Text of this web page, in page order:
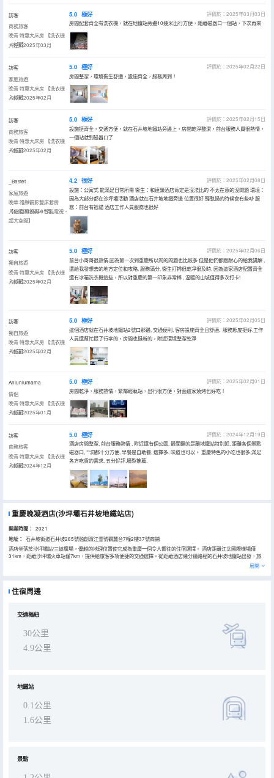
訪客
商務旅客
晚青·特惠大床房 【洗衣機
+冰箱】
入住於2025年03月
5.0 極好
評價於：2025年03月03日
房間配套齊全有洗衣機，就在地鐵站旁邊10幾米出行方便，距離磁器口一個站，下次再來
訪客
家庭旅遊
晚青·特惠大床房 【洗衣機
+冰箱】
入住於2025年02月
5.0 極好
評價於：2025年02月22日
房間整潔，環境衞生舒適，設施齊全，服務周到！
訪客
商務旅客
晚青·特惠大床房 【洗衣機
+冰箱】
入住於2025年02月
5.0 極好
評價於：2025年02月15日
設施挺齊全，交通方便，就在石井坡地鐵站旁邊上，房間乾淨整潔，前台服務人員很熱情，
一個站就到磁器口了
_Bastet
家庭旅遊
晚華.雅緻觀影雙床套房
【4K巨幕投影＋智能電視、
超大空間】
入住於2025年01月
4.2 很好
評價於：2025年02月08日
設施：公寓式 能滿足日常所需 衞生：和連鎖酒店肯定是沒法比的 不太在意的沒問題 環境：
因為大部分都在沙坪壩活動 酒店就在石井坡地鐵旁邊 位置很好 輕軌過的時候會有些吵 服
務：前台有衹貓 酒店工作人員服務也很好
訪客
獨自旅遊
晚青·特惠大床房 【洗衣機
+冰箱】
入住於2025年02月
5.0 極好
評價於：2025年02月06日
前台小哥哥很熱情,因為第一次到重慶所以問的問題也比較多 但是他們都跟耐心的給我講解 ,
還給我發想去的地方定位和攻略, 服務滿分, 衞生打掃很乾凈很及時, 因為這家酒店配置齊全
還有冰箱洗衣機這些，所以對重慶的第一印象非常棒 , 温暖的山城值得多次打卡!
訪客
獨自旅遊
晚青·特惠大床房 【洗衣機
+冰箱】
入住於2025年02月
5.0 極好
評價於：2025年02月05日
這個酒店就在石井坡地鐵站2號口那邊, 交通便利, 客房設施齊全且舒適, 服務態度挺好,工作
人員還幫忙提了行李的，房間也挺新的，附近環境整潔乾淨
Aniuniumama
情侶
晚青·特惠大床房 【洗衣機
+冰箱】
入住於2025年01月
5.0 極好
評價於：2025年02月01日
房間乾淨，服務熱情，緊鄰輕軌站，出行很方便，對面這家燒烤也好吃！
訪客
商務旅客
晚青·特惠大床房 【洗衣機
+冰箱】
入住於2024年12月
5.0 極好
評價於：2024年12月19日
酒店房間整潔, 前台服務熱情 , 附近還有個公園, 最關鍵的是離地鐵站特別近, 距離各個景點
磁器口, **洞都十分方便, 早餐是自助餐, 選擇多, 味道也可以。 重慶特色的小吃也很多,滿足
各方吃貨的需求, 五分好評,墻裂推薦.
重慶晚凝酒店(沙坪壩石井坡地鐵站店)
開業時間： 2021
地址：
石井坡街道石井坡265號融創濱江壹號觀麓台7幢2樓37號商鋪
酒店坐落於沙坪壩站/三峽廣場，優越的地理位置使它成為重慶一個令人嚮往的住宿選擇。 酒店距離江北國際機場僅
31km，距離沙坪壩火車站僅7km，提供給旅客多項便捷的交通選擇。從距離酒店幾分鐘路程的石井坡地鐵站出發，旅
所有極具特色的客房都配備有空調，讓您感受到更加貼心細緻的入住體驗。浴室內提供拖鞋、24小時熱水和吹風機，讓
助您探索這個魅力之都。
展開
住宿周邊
交通樞紐
30公里
4.9公里
地鐵站
0.1公里
1.6公里
景點